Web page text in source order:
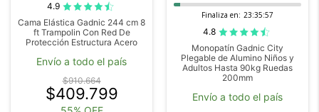
4.9
Cama Elástica Gadnic 244 cm 8
ft Trampolin Con Red De
Protección Estructura Acero
Envío a todo el país
$910.664
$409.799
Finaliza en: 23:35:56
4.8
Monopatín Gadnic City
Plegable de Alumino Niños y
Adultos Hasta 90kg Ruedas
200mm
Envío a todo el país